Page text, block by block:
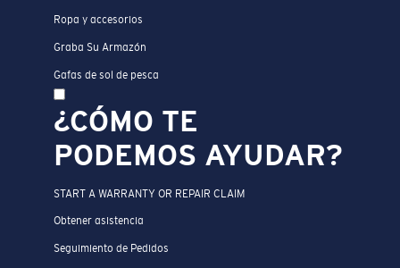
Ropa y accesorios
Graba Su Armazón
Gafas de sol de pesca
¿CÓMO TE
PODEMOS AYUDAR?
START A WARRANTY OR REPAIR CLAIM
Obtener asistencia
Seguimiento de Pedidos